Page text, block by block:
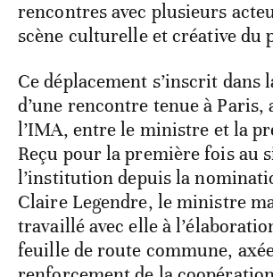
rencontres avec plusieurs
scène culturelle et créative du
Ce déplacement s’inscrit dans
d’une rencontre tenue à Paris,
l’IMA, entre le ministre et la
Reçu pour la première fois au
l’institution depuis la
Claire Legendre, le ministre
travaillé avec elle à
feuille de route commune,